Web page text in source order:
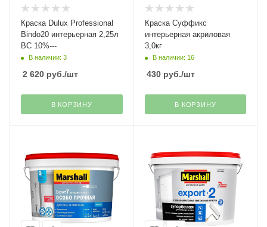
Краска Dulux Professional
Bindo20 интерьерная 2,25л
BC 10%---
В наличии: 3
2 620 руб./шт
В КОРЗИНУ
Краска Суффикс
интерьерная акриловая
3,0кг
В наличии: 16
430руб./шт
В КОРЗИНУ